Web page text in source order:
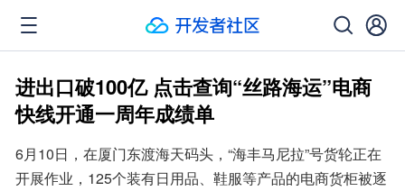
进出口破100亿 点击查询“丝路海运”电商
快线开通一周年成绩单
6月10日，在厦门东渡海天码头，“海丰马尼拉”号货轮正在
开展作业，125个装有日用品、鞋服等产品的电商货柜被逐